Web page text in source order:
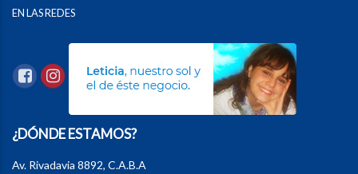
EN LAS REDES
¿DÓNDE ESTAMOS?
Av. Rivadavia 8892, C.A.B.A